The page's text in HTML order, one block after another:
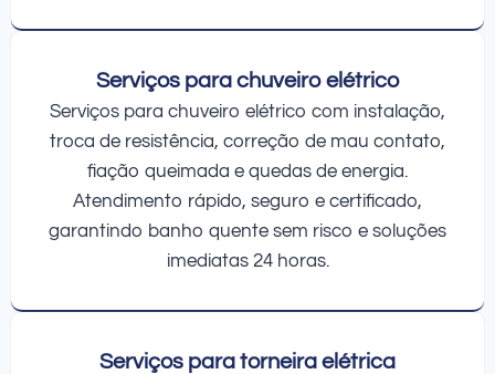
Serviços para chuveiro elétrico
Serviços para chuveiro elétrico com instalação,
troca de resistência, correção de mau contato,
fiação queimada e quedas de energia.
Atendimento rápido, seguro e certificado,
garantindo banho quente sem risco e soluções
imediatas 24 horas.
Serviços para torneira elétrica